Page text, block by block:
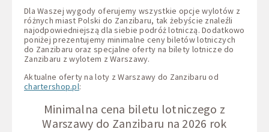
Dla Waszej wygody oferujemy wszystkie opcje wylotów z
różnych miast Polski do Zanzibaru, tak żebyście znaleźli
najodpowiedniejszą dla siebie podróż lotniczą. Dodatkowo
poniżej prezentujemy minimalne ceny biletów lotniczych
do Zanzibaru oraz specjalne oferty na bilety lotnicze do
Zanzibaru z wylotem z Warszawy.
Aktualne oferty na loty z Warszawy do Zanzibaru od
chartershop.pl:
Minimalna cena biletu lotniczego z
Warszawy do Zanzibaru na 2026 rok